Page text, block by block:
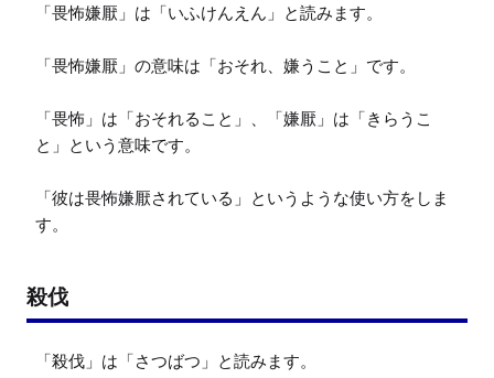
「畏怖嫌厭」は「いふけんえん」と読みます。
「畏怖嫌厭」の意味は「おそれ、嫌うこと」です。
「畏怖」は「おそれること」、「嫌厭」は「きらうこ
と」という意味です。
「彼は畏怖嫌厭されている」というような使い方をしま
す。
殺伐
「殺伐」は「さつばつ」と読みます。